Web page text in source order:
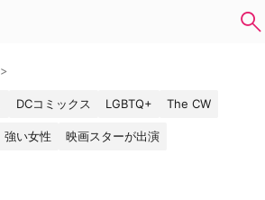
>
DCコミックス LGBTQ+ The CW
強い女性 映画スターが出演